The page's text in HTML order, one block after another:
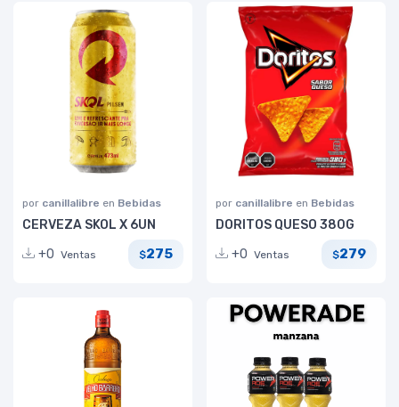
por canillalibre en Bebidas
CERVEZA SKOL X 6UN
+0 Ventas $275
por canillalibre en Bebidas
DORITOS QUESO 380G
+0 Ventas $279